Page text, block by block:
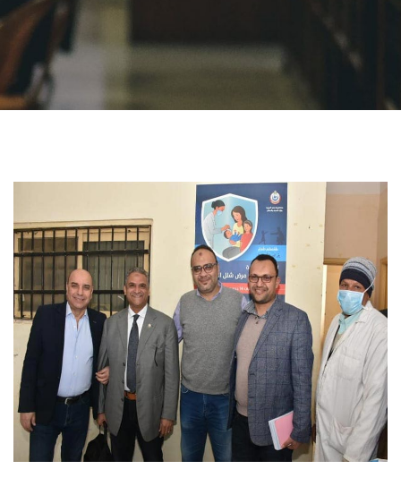
الأنظمة الذكية
الإعلام
الطلاب
هيئة التدريس
الدراسات العليا
الخريجين
الموظفون
الزائـرون